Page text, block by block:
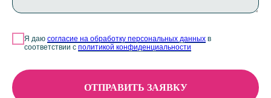
Я даю согласие на обработку персональных данных в
соответствии с политикой конфиденциальности
ОТПРАВИТЬ ЗАЯВКУ